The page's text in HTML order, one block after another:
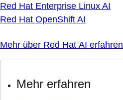
Red Hat Enterprise Linux AI
Red Hat OpenShift AI
Mehr über Red Hat AI erfahren
Mehr erfahren